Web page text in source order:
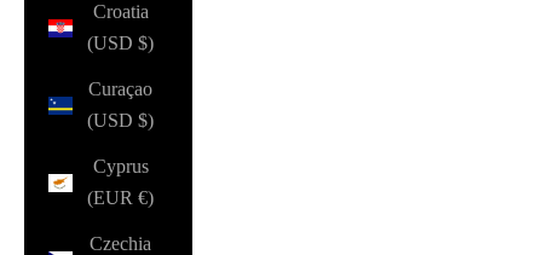
Croatia
(USD $)
Curaçao
(USD $)
Cyprus
(EUR €)
Czechia